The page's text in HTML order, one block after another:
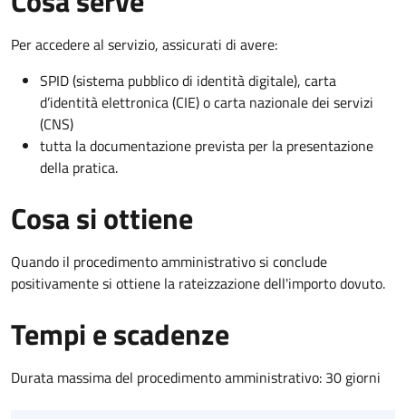
Per accedere al servizio, assicurati di avere:
SPID (sistema pubblico di identità digitale), carta
d’identità elettronica (CIE) o carta nazionale dei servizi
(CNS)
tutta la documentazione prevista per la presentazione
della pratica.
Cosa si ottiene
Quando il procedimento amministrativo si conclude
positivamente si ottiene la rateizzazione dell'importo dovuto.
Tempi e scadenze
Durata massima del procedimento amministrativo: 30 giorni